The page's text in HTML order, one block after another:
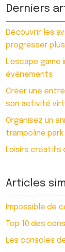
Derniers
Découvrir les
progresser
L’escape
événements
Créer une
son activité
Organisez un
trampoline park
Loisirs créatifs
Articles
Impossible de
Top 10 des
Les consoles